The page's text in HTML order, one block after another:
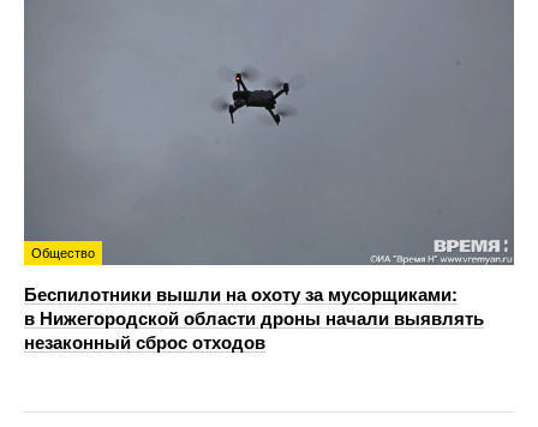
Общество
Беспилотники вышли на охоту за мусорщиками:
в Нижегородской области дроны начали выявлять
незаконный сброс отходов